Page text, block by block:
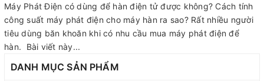
Máy Phát Điện có dùng để hàn điện tử được không? Cách tính
công suất máy phát điện cho máy hàn ra sao? Rất nhiều người
tiêu dùng băn khoăn khi có nhu cầu mua máy phát điện để
hàn. Bài viết này...
DANH MỤC SẢN PHẨM